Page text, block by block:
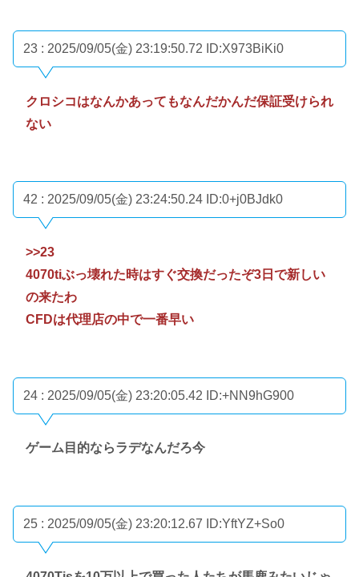
23 : 2025/09/05(金) 23:19:50.72 ID:X973BiKi0
クロシコはなんかあってもなんだかんだ保証受けられ
ない
42 : 2025/09/05(金) 23:24:50.24 ID:0+j0BJdk0
>>23
4070tiぶっ壊れた時はすぐ交換だったぞ3日で新しい
の来たわ
CFDは代理店の中で一番早い
24 : 2025/09/05(金) 23:20:05.42 ID:+NN9hG900
ゲーム目的ならラデなんだろ今
25 : 2025/09/05(金) 23:20:12.67 ID:YftYZ+So0